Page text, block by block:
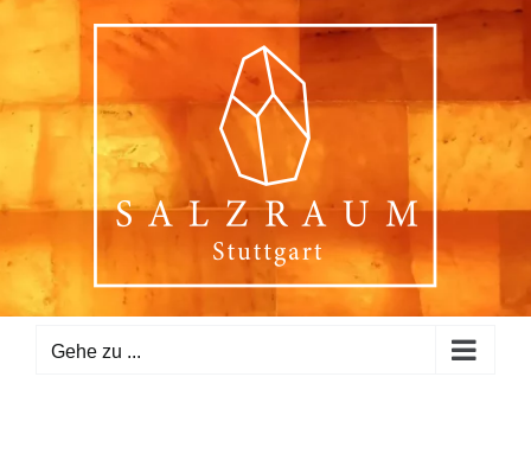
Inhalt
springen
Gehe zu ...